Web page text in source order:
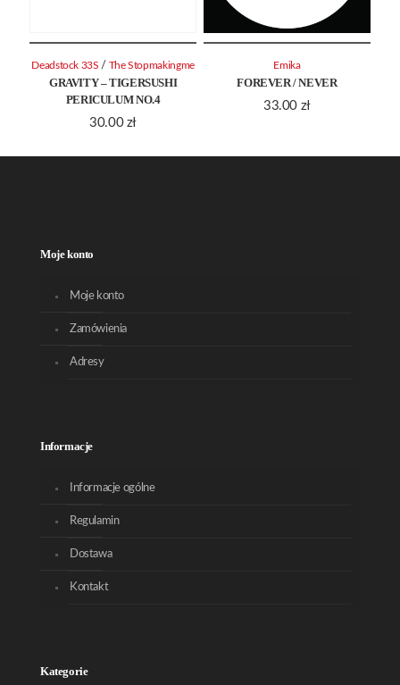
GRAVITY – TIGERSUSHI
PERICULUM NO.4
30.00 zł
Deadstock 33S / The Stopmakingme
FOREVER / NEVER
33.00 zł
Emika
Moje konto
Moje konto
Zamówienia
Adresy
Informacje
Informacje ogólne
Regulamin
Dostawa
Kontakt
Kategorie